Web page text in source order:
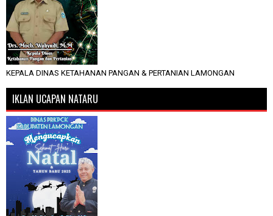
KEPALA DINAS KETAHANAN PANGAN & PERTANIAN LAMONGAN
IKLAN UCAPAN NATARU